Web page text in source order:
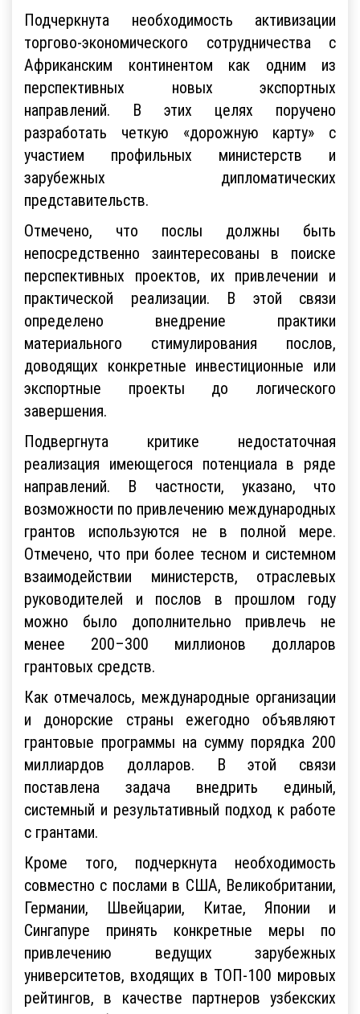
Подчеркнута необходимость активизации
торгово-экономического сотрудничества с
Африканским континентом как одним из
перспективных новых экспортных
направлений. В этих целях поручено
разработать четкую «дорожную карту» с
участием профильных министерств и
зарубежных дипломатических
представительств.
Отмечено, что послы должны быть
непосредственно заинтересованы в поиске
перспективных проектов, их привлечении и
практической реализации. В этой связи
определено внедрение практики
материального стимулирования послов,
доводящих конкретные инвестиционные или
экспортные проекты до логического
завершения.
Подвергнута критике недостаточная
реализация имеющегося потенциала в ряде
направлений. В частности, указано, что
возможности по привлечению международных
грантов используются не в полной мере.
Отмечено, что при более тесном и системном
взаимодействии министерств, отраслевых
руководителей и послов в прошлом году
можно было дополнительно привлечь не
менее 200–300 миллионов долларов
грантовых средств.
Как отмечалось, международные организации
и донорские страны ежегодно объявляют
грантовые программы на сумму порядка 200
миллиардов долларов. В этой связи
поставлена задача внедрить единый,
системный и результативный подход к работе
с грантами.
Кроме того, подчеркнута необходимость
совместно с послами в США, Великобритании,
Германии, Швейцарии, Китае, Японии и
Сингапуре принять конкретные меры по
привлечению ведущих зарубежных
университетов, входящих в ТОП-100 мировых
рейтингов, в качестве партнеров узбекских